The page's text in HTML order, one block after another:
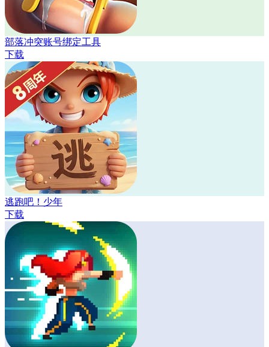
部落冲突账号绑定工具
下载
逃跑吧！少年
下载